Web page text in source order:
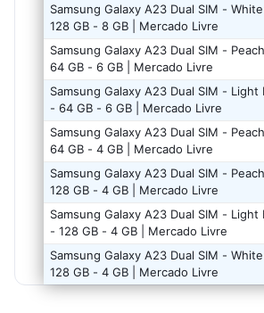
Samsung Galaxy A23 Dual SIM -
128 GB - 8 GB | Mercado Livre
Samsung Galaxy A23 Dual SIM -
64 GB - 6 GB | Mercado Livre
Samsung Galaxy A23 Dual SIM - Light
- 64 GB - 6 GB | Mercado Livre
Samsung Galaxy A23 Dual SIM -
64 GB - 4 GB | Mercado Livre
Samsung Galaxy A23 Dual SIM -
128 GB - 4 GB | Mercado Livre
Samsung Galaxy A23 Dual SIM - Light
- 128 GB - 4 GB | Mercado Livre
Samsung Galaxy A23 Dual SIM -
128 GB - 4 GB | Mercado Livre